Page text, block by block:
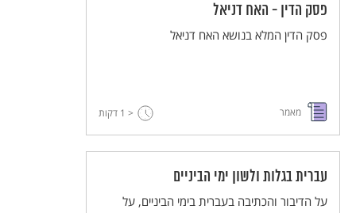
פסק הדין - האח דניאל
פסק הדין המלא בנושא האח דניאל
מאמר < 1 דקות
עברית בגלות ולשון ימי הביניים
על הדיבור והכתיבה בעברית בימי הביניים, על